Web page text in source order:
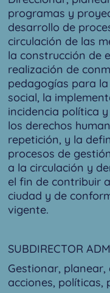
programas y
desarrollo de
circulación de las
la construcción de
realización de
pedagogías para
social, la
incidencia política
los derechos
repetición, y la
procesos de
a la circulación y
el fin de contribuir
ciudad y de
vigente.
SUBDIRECTOR
Gestionar,
acciones, políticas,